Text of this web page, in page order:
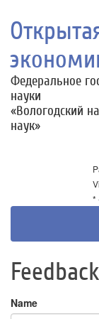
Федеральное
науки
«Вологодский
наук»
*
Feedback
Name